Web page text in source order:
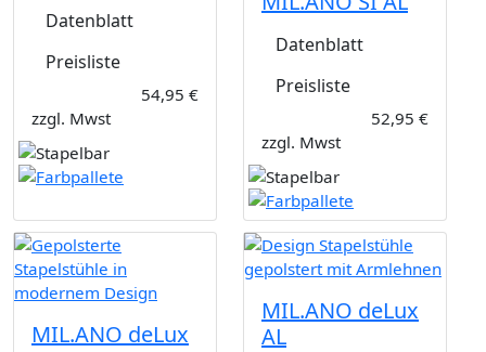
Datenblatt
Preisliste
54,95 €
zzgl. Mwst
Datenblatt
Preisliste
52,95 €
zzgl. Mwst
MIL.ANO deLux
MIL.ANO deLux
AL